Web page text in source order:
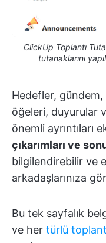
ClickUp Toplantı
tutanaklarını
Hedefler, gündem,
öğeleri, duyurular
önemli ayrıntıları
çıkarımları ve
bilgilendirebilir ve
arkadaşlarınıza
Bu tek sayfalık
ve her türlü